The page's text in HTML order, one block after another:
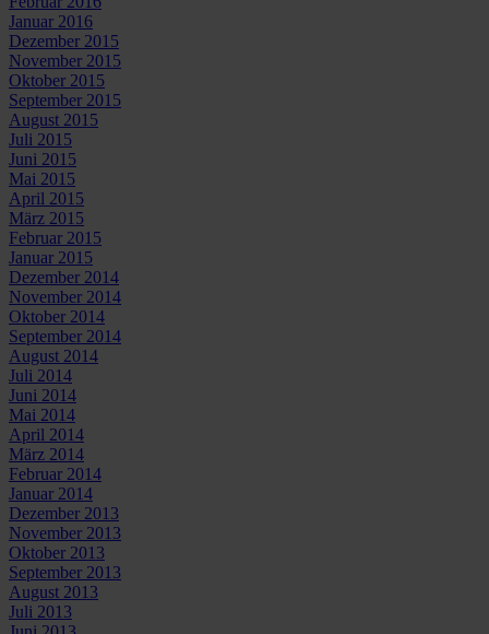
Januar 2016
Dezember 2015
November 2015
Oktober 2015
September 2015
August 2015
Juli 2015
Juni 2015
Mai 2015
April 2015
März 2015
Februar 2015
Januar 2015
Dezember 2014
November 2014
Oktober 2014
September 2014
August 2014
Juli 2014
Juni 2014
Mai 2014
April 2014
März 2014
Februar 2014
Januar 2014
Dezember 2013
November 2013
Oktober 2013
September 2013
August 2013
Juli 2013